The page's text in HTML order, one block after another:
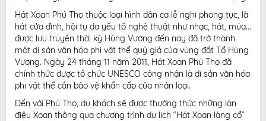
Hát Xoan Phú Thọ thuộc loại hình dân ca lễ nghi phong tục, là
hát cửa đình, hội tụ đa yếu tố nghệ thuật như nhạc, hát, múa...
được lưu truyền thời kỳ Hùng Vương đến nay đã trở thành
một di sản văn hóa phi vật thể quý giá của vùng đất Tổ Hùng
Vương. Ngày 24 tháng 11 năm 2011, Hát Xoan Phú Thọ đã
chính thức được tổ chức UNESCO công nhận là di sản văn hóa
phi vật thể cần bảo vệ khẩn cấp của nhân loại.
Đến với Phú Thọ, du khách sẽ được thưởng thức những làn
điệu Xoan thông qua chương trình du lịch “Hát Xoan làng cổ”